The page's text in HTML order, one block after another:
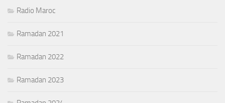
Radio Maroc
Ramadan 2021
Ramadan 2022
Ramadan 2023